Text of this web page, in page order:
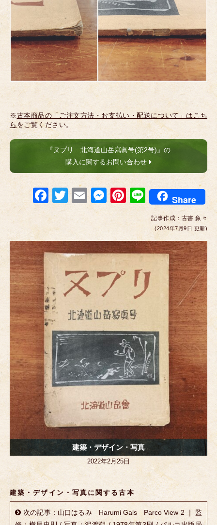
※古本商品の「ご注文方法・お支払い・配送について」はこち
らをご覧ください。
『ヌプリ 北海道山岳寫眞号(第2号)』の
購入に関するお問い合わせ
F
a
c
e
b
o
T
er
E
m
M
ss
e
n
g
er
Pi
nt
er
e
st
Li
n
e
Share
記事作成： 古書 象々
(2024年7月9日 更新)
建築・デザイン・写真
2022年2月25日
建築・デザイン・写真に関する古本
次の記事：山口はるみ Harumi Gals Parco View 2 ｜ 監